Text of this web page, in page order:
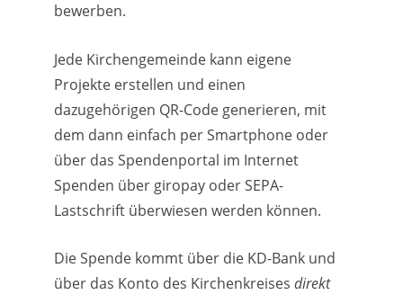
bewerben.
Jede Kirchengemeinde kann eigene
Projekte erstellen und einen
dazugehörigen QR-Code generieren, mit
dem dann einfach per Smartphone oder
über das Spendenportal im Internet
Spenden über giropay oder SEPA-
Lastschrift überwiesen werden können.
Die Spende kommt über die KD-Bank und
über das Konto des Kirchenkreises direkt